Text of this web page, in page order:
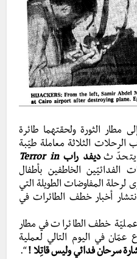
مطار الثورة ولحقتهما طائرة
الرحلات الثلاثة معاملة طيّبة
يتحدّثديفد راب Terror in
الفدائيّين الخاطفين بأطفال
لرحلة المفاوضات الطويلة التي
أخبار خطف الطائرات في
خطف الطائرات في مطار
عمّان في اليوم التالي لعملية
سرحان فدائي وليس قاتِلا !“.